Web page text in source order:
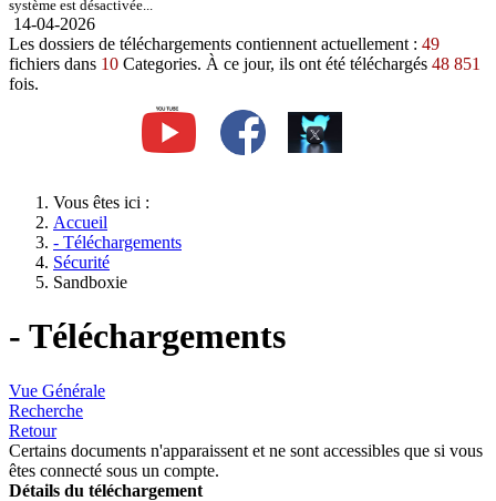
système est désactivée...
14-04-2026
Les dossiers de téléchargements contiennent actuellement : 49
fichiers dans 10 Categories. À ce jour, ils ont été téléchargés 48 851
fois.
Vous êtes ici :
Accueil
- Téléchargements
Sécurité
Sandboxie
- Téléchargements
Vue Générale
Recherche
Retour
Certains documents n'apparaissent et ne sont accessibles que si vous
êtes connecté sous un compte.
Détails du téléchargement